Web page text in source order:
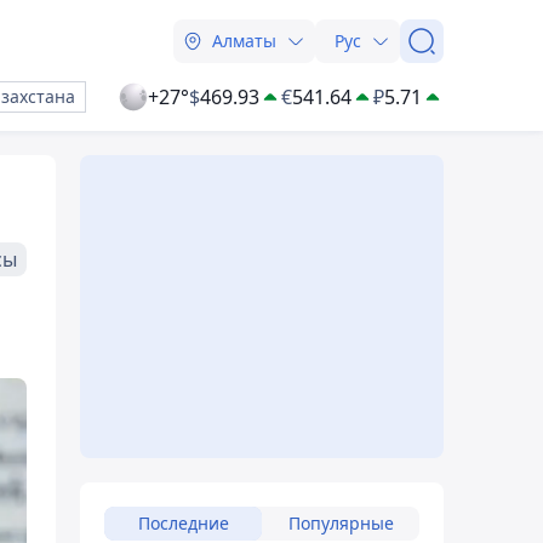
Алматы Рус
+27°$469.93 €541.64 ₽5.71
Последние Популярные